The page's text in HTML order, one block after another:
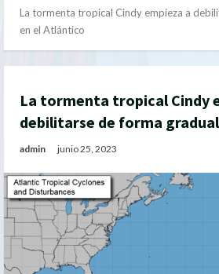
La tormenta tropical Cindy empieza a
en el Atlántico
La tormenta tropical Cindy
debilitarse de forma
admin junio 25, 2023